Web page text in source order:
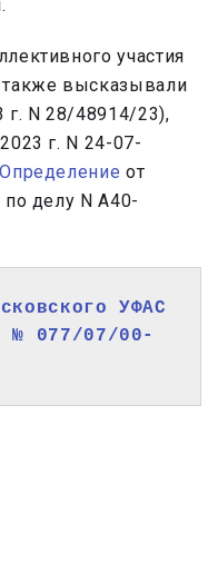
участия
высказывали
г. N 28/48914/23),
г. N 24-07-
Определение от
делу N А40-
УФАС
№ 077/07/00-